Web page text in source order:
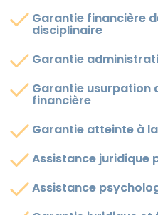
Garantie financière
disciplinaire
Garantie
Garantie usurpation
financière
Garantie atteinte à
Assistance juridique
Assistance